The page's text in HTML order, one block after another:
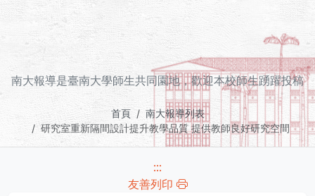
南大報導是臺南大學師生共同園地，歡迎本校師生踴躍投稿
首頁
南大報導列表
研究室重新隔間設計提升教學品質 提供教師良好研究空間
:::
友善列印